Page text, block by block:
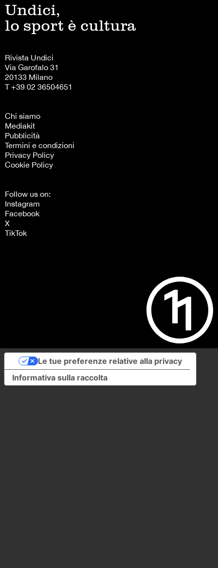
Undici,
lo sport è cultura
Rivista Undici
Via Garofalo 31
20133 Milano
T +39 02 36504651
Chi siamo
Mediakit
Pubblicità
Termini e condizioni
Privacy Policy
Cookie Policy
Follow us on:
Instagram
Facebook
X
TikTok
Informativa sulla raccolta
Le tue preferenze relative alla privacy